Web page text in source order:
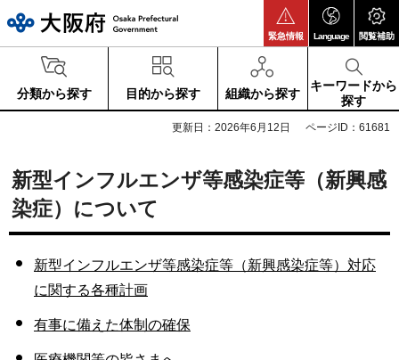
緊急情報 Language 閲覧補助
分類から探す 目的から探す 組織から探す
キーワードから
探す
更新日：2026年6月12日 ページID：61681
新型インフルエンザ等感染症等（新興感
染症）について
新型インフルエンザ等感染症等（新興感染症等）対応
に関する各種計画
有事に備えた体制の確保